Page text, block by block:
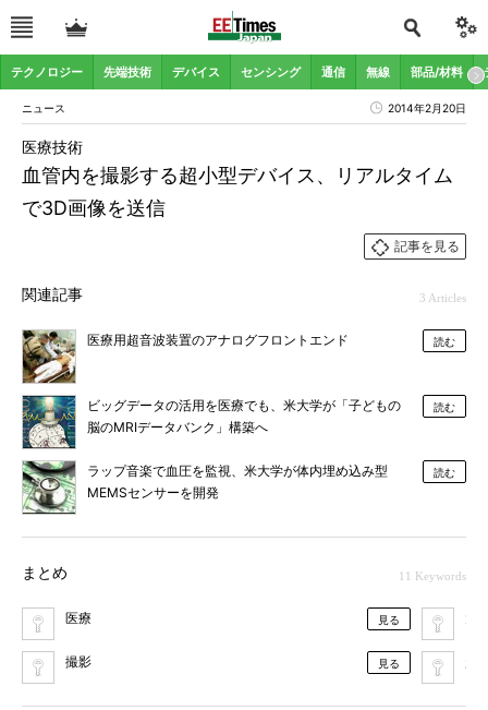
テクノロジー 先端技術 デバイス センシング 通信 無線 部品/材料
ニュース 2014年2月20日
血管内を撮影する超小型デバイス、リアルタイム
で3D画像を送信
医療技術
記事を見る
関連記事 3 Articles
医療用超音波装置のアナログフロントエンド 読む
ビッグデータの活用を医療でも、米大学が「子どもの
脳のMRIデータバンク」構築へ
読む
ラップ音楽で血圧を監視、米大学が体内埋め込み型
MEMSセンサーを開発
読む
まとめ 11 Keywords
医療 見る
撮影 見る
大